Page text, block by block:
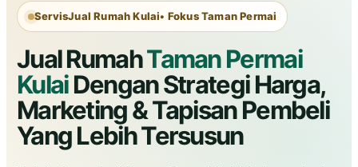
ServisJual Rumah Kulai• Fokus Taman Permai
Jual RumahTaman Permai
KulaiDengan Strategi Harga,
Marketing & Tapisan Pembeli
Yang Lebih Tersusun